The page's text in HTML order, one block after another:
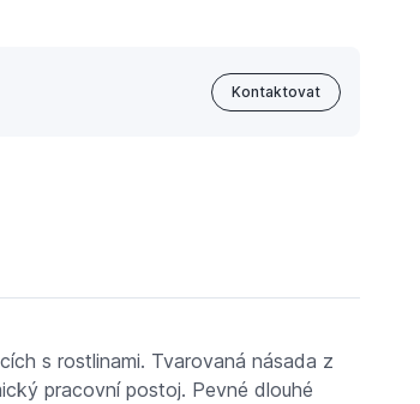
Kontaktovat
s rostlinami. Tvarovaná násada z
pracovní postoj. Pevné dlouhé